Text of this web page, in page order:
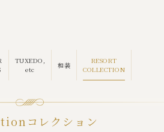
TUXEDO,
etc
和装
RESORT
COLLECTION
コレクション